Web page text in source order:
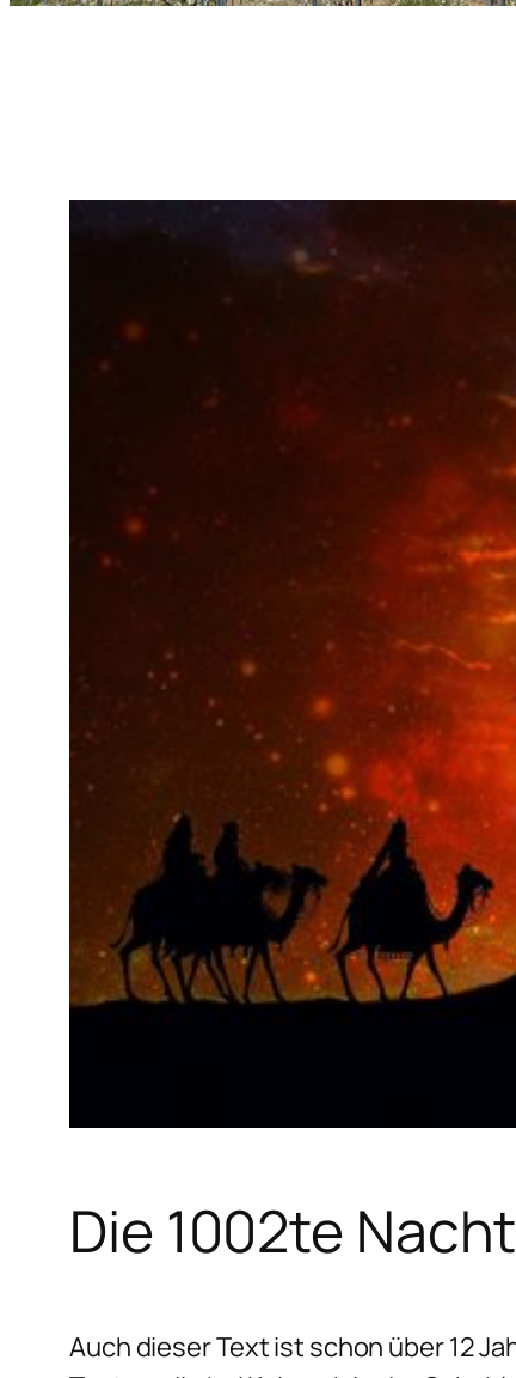
Die 1002te Nacht
Auch dieser Text ist schon über 12